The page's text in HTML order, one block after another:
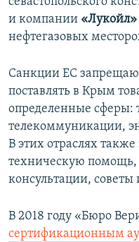
и компании «Лукойл»
нефтегазовых
Санкции ЕС
поставлять в Крым
определенные сферы:
телекоммуникации,
В этих отраслях
техническую помощь,
консультации, советы
В 2018 году «Бюро
сертификационным